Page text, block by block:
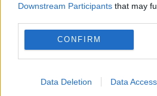
Downstream Participants that may
CONFIRM
Data Deletion Data Access
Ce făcea Fauci, de fapt,
Covid-19. Dezvăluiri